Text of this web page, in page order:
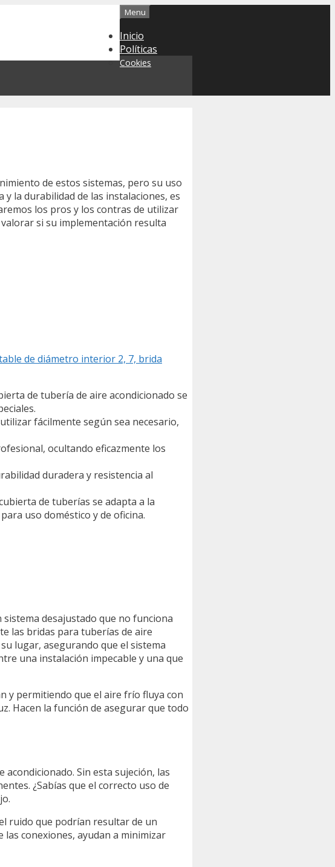
Menu
Inicio
Políticas
Cookies
de estos sistemas, pero su uso
y la durabilidad de las instalaciones, es
los pros y los contras de utilizar
si su implementación resulta
de diámetro interior 2, 7, brida
de tubería de aire acondicionado se
fácilmente según sea necesario,
ocultando eficazmente los
duradera y resistencia al
de tuberías se adapta a la
uso doméstico y de oficina.
desajustado que no funciona
las bridas para tuberías de aire
lugar, asegurando que el sistema
una instalación impecable y una que
y permitiendo que el aire frío fluya con
Hacen la función de asegurar que todo
acondicionado. Sin esta sujeción, las
¿Sabías que el correcto uso de
ruido que podrían resultar de un
las conexiones, ayudan a minimizar